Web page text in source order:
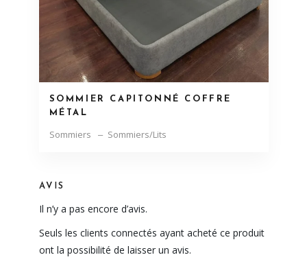
SOMMIER CAPITONNÉ COFFRE
MÉTAL
Sommiers Sommiers/Lits
AVIS
Il n’y a pas encore d’avis.
Seuls les clients connectés ayant acheté ce produit
ont la possibilité de laisser un avis.